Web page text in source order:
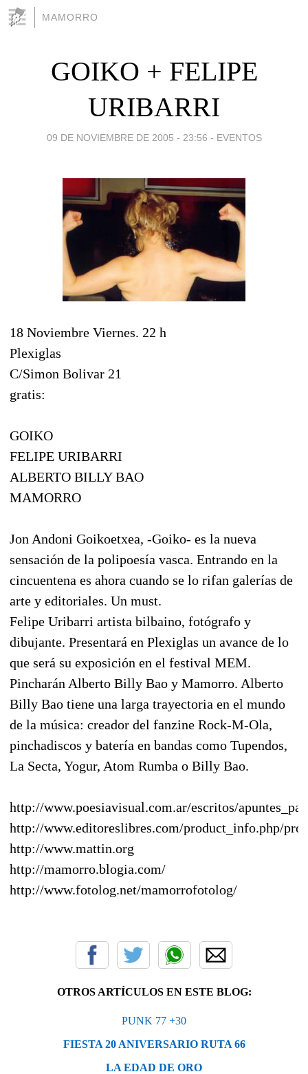
MAMORRO
GOIKO + FELIPE
URIBARRI
09 DE NOVIEMBRE DE 2005 - 23:56 - EVENTOS
18 Noviembre Viernes. 22 h
Plexiglas
C/Simon Bolivar 21
gratis:
GOIKO
FELIPE URIBARRI
ALBERTO BILLY BAO
MAMORRO
Jon Andoni Goikoetxea, -Goiko- es la nueva
sensación de la polipoesía vasca. Entrando en la
cincuentena es ahora cuando se lo rifan galerías de
arte y editoriales. Un must.
Felipe Uribarri artista bilbaino, fotógrafo y
dibujante. Presentará en Plexiglas un avance de lo
que será su exposición en el festival MEM.
Pincharán Alberto Billy Bao y Mamorro. Alberto
Billy Bao tiene una larga trayectoria en el mundo
de la música: creador del fanzine Rock-M-Ola,
pinchadiscos y batería en bandas como Tupendos,
La Secta, Yogur, Atom Rumba o Billy Bao.
http://www.poesiavisual.com.ar/escritos/
http://www.editoreslibres.com/product_info.php/
http://www.mattin.org
http://mamorro.blogia.com/
http://www.fotolog.net/mamorrofotolog/
OTROS ARTÍCULOS EN ESTE BLOG:
PUNK 77 +30
FIESTA 20 ANIVERSARIO RUTA 66
LA EDAD DE ORO